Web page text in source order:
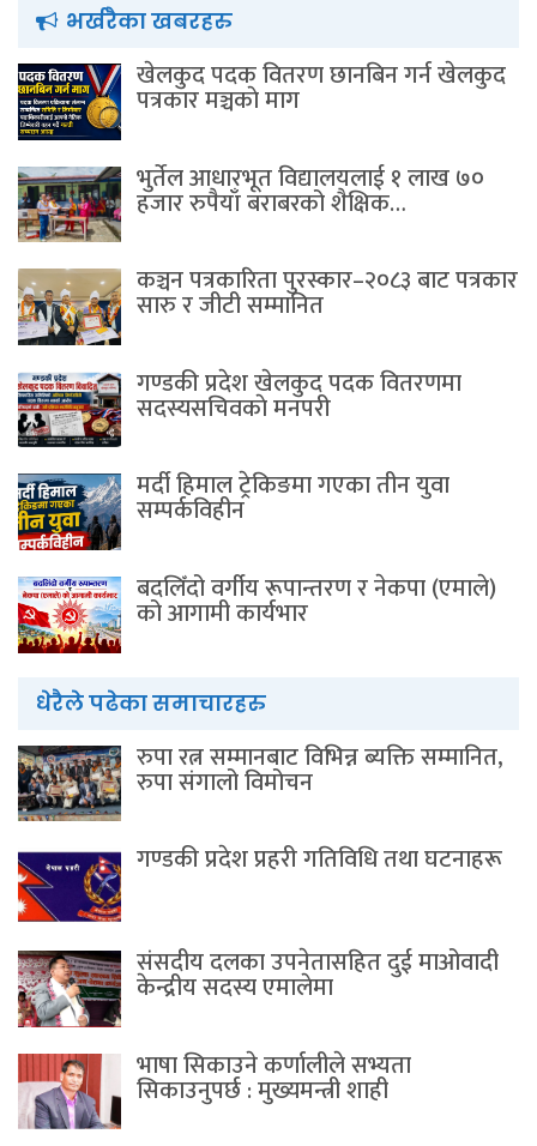
भर्खरैका खबरहरु
खेलकुद पदक वितरण छानबिन गर्न खेलकुद
पत्रकार मञ्चकाे माग
भुर्तेल आधारभूत विद्यालयलाई १ लाख ७०
हजार रुपैयाँ बराबरको शैक्षिक…
कञ्चन पत्रकारिता पुरस्कार–२०८३ बाट पत्रकार
सारु र जीटी सम्मानित
गण्डकी प्रदेश खेलकुद पदक वितरणमा
सदस्यसचिवकाे मनपरी
मर्दी हिमाल ट्रेकिङमा गएका तीन युवा
सम्पर्कविहीन
बदलिँदो वर्गीय रूपान्तरण र नेकपा (एमाले)
को आगामी कार्यभार
धेरैले पढेका समाचारहरु
रुपा रत्न सम्मानबाट विभिन्न ब्यक्ति सम्मानित,
रुपा संगालो विमोचन
गण्डकी प्रदेश प्रहरी गतिविधि तथा घटनाहरू
संसदीय दलका उपनेतासहित दुई माओवादी
केन्द्रीय सदस्य एमालेमा
भाषा सिकाउने कर्णालीले सभ्यता
सिकाउनुपर्छ : मुख्यमन्त्री शाही